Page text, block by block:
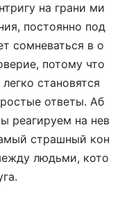
на грани ми
постоянно под
сомневаться в о
потому что
становятся
ответы. Аб
реагируем на нев
страшный кон
людьми, кото